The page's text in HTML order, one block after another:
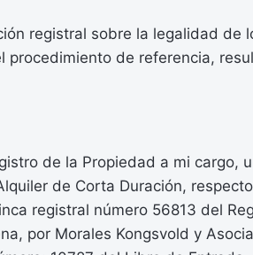
registral sobre la legalidad de
procedimiento de referencia,
de la Propiedad a mi cargo,
de Corta Duración,
registral número 56813 del
por Morales Kongsvold y